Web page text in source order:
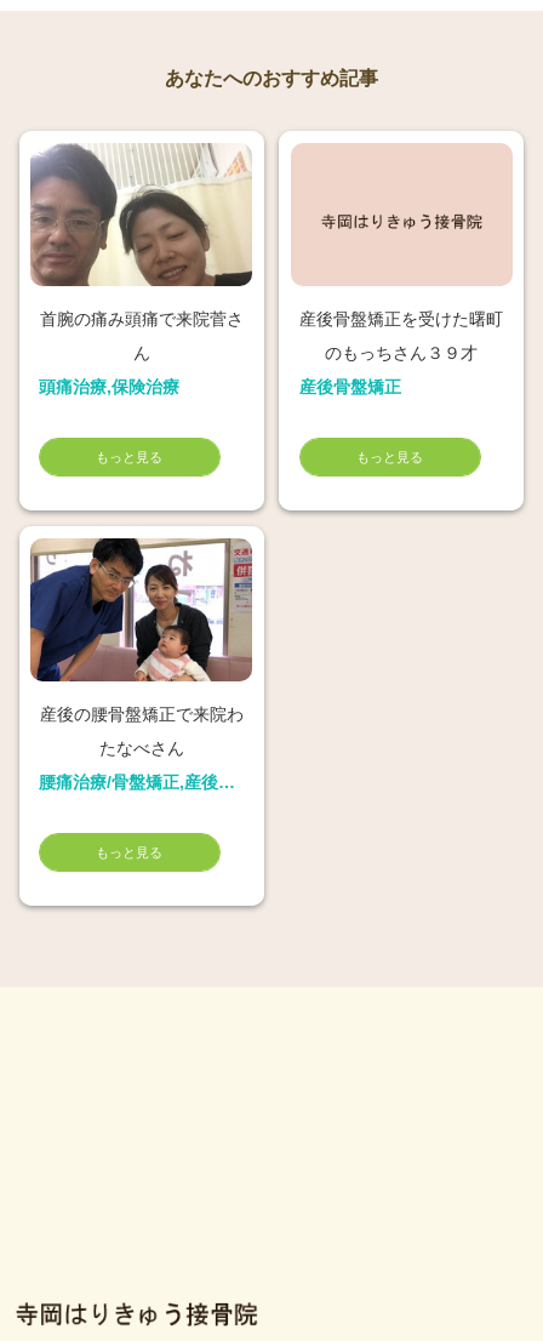
あなたへのおすすめ記事
首腕の痛み頭痛で来院菅さ
ん
頭痛治療,保険治療
もっと見る
産後骨盤矯正を受けた曙町
のもっちさん３９才
産後骨盤矯正
もっと見る
産後の腰骨盤矯正で来院わ
たなべさん
腰痛治療/骨盤矯正,産後骨盤矯正
もっと見る